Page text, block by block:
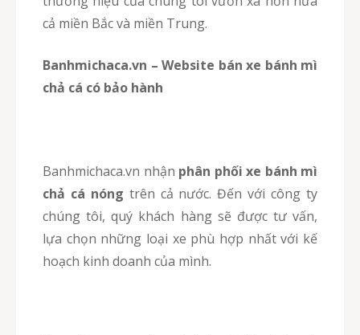
cả miền Bắc và miền Trung.
Banhmichaca.vn – Website bán xe bánh mì
chả cá có bảo hành
Banhmichaca.vn nhận phân phối xe bánh mì
chả cá nóng trên cả nước. Đến với công ty
chúng tôi, quý khách hàng sẽ được tư vấn,
lựa chọn những loại xe phù hợp nhất với kế
hoạch kinh doanh của mình.